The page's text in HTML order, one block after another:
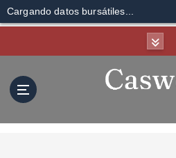
Cargando datos bursátiles...